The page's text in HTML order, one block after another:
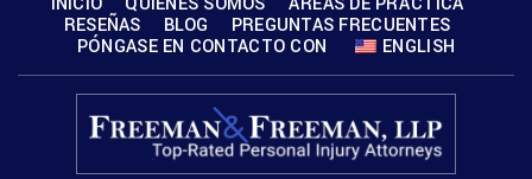
RESEÑAS
BLOG
PREGUNTAS FRECUENTES
PÓNGASE EN CONTACTO CON
ENGLISH